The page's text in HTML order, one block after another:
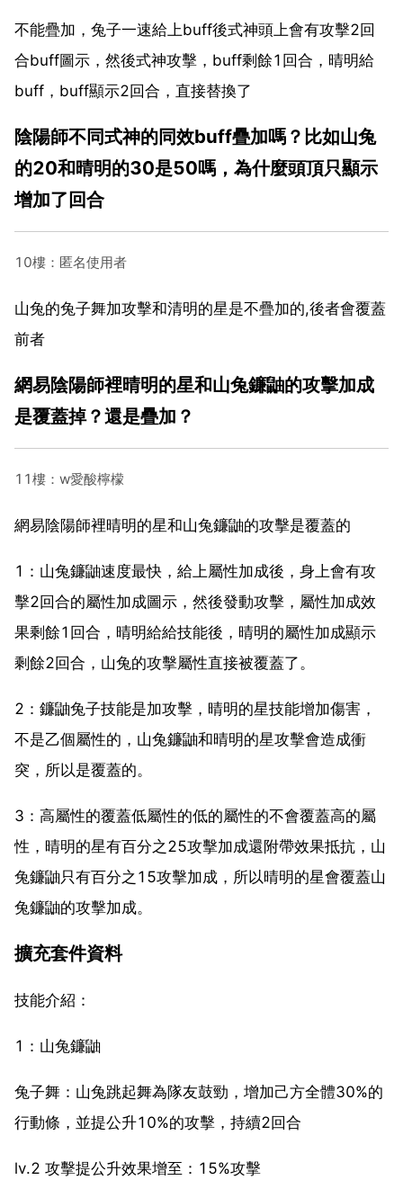
不能疊加，兔子一速給上buff後式神頭上會有攻擊2回
合buff圖示，然後式神攻擊，buff剩餘1回合，晴明給
buff，buff顯示2回合，直接替換了
陰陽師不同式神的同效buff疊加嗎？比如山兔
的20和晴明的30是50嗎，為什麼頭頂只顯示
增加了回合
10樓：匿名使用者
山兔的兔子舞加攻擊和清明的星是不疊加的,後者會覆蓋
前者
網易陰陽師裡晴明的星和山兔鐮鼬的攻擊加成
是覆蓋掉？還是疊加？
11樓：w愛酸檸檬
網易陰陽師裡晴明的星和山兔鐮鼬的攻擊是覆蓋的
1：山兔鐮鼬速度最快，給上屬性加成後，身上會有攻
擊2回合的屬性加成圖示，然後發動攻擊，屬性加成效
果剩餘1回合，晴明給給技能後，晴明的屬性加成顯示
剩餘2回合，山兔的攻擊屬性直接被覆蓋了。
2：鐮鼬兔子技能是加攻擊，晴明的星技能增加傷害，
不是乙個屬性的，山兔鐮鼬和晴明的星攻擊會造成衝
突，所以是覆蓋的。
3：高屬性的覆蓋低屬性的低的屬性的不會覆蓋高的屬
性，晴明的星有百分之25攻擊加成還附帶效果抵抗，山
兔鐮鼬只有百分之15攻擊加成，所以晴明的星會覆蓋山
兔鐮鼬的攻擊加成。
擴充套件資料
技能介紹：
1：山兔鐮鼬
兔子舞：山兔跳起舞為隊友鼓勁，增加己方全體30%的
行動條，並提公升10%的攻擊，持續2回合
lv.2 攻擊提公升效果增至：15%攻擊